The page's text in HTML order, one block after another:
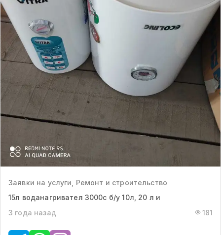
Заявки на услуги, Ремонт и строительство
15л воданагривател 3000с б/у 10л, 20 л и
3 года назад
181